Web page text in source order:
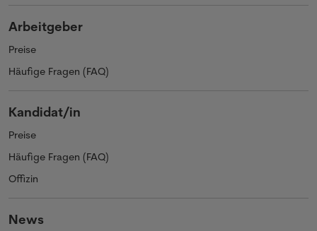
Arbeitgeber
Preise
Häufige Fragen (FAQ)
Kandidat/in
Preise
Häufige Fragen (FAQ)
Offizin
News